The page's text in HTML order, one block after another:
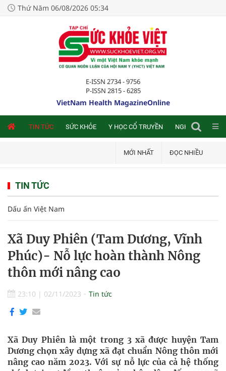
Thứ Năm 06/08/2026 05:34
E-ISSN 2734 - 9756
P-ISSN 2815 - 6285
VietNam Health MagazineOnline
TIN TỨC SỨC KHỎE Y HỌC CỔ TRUYỀN NGHIÊN CỨU
MỚI NHẤT ĐỌC NHIỀU
TIN TỨC
Dấu ấn Việt Nam
Xã Duy Phiên (Tam Dương, Vĩnh
Phúc)- Nỗ lực hoàn thành Nông
thôn mới nâng cao
23:10 | 02/11/2023 Tin tức
Xã Duy Phiên là một trong 3 xã được huyện Tam
Dương chọn xây dựng xã đạt chuẩn Nông thôn mới
nâng cao năm 2023. Với sự nỗ lực của cả hệ thống